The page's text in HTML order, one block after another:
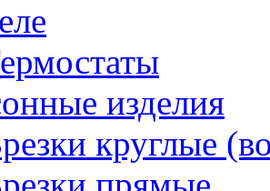
изделия
круглые